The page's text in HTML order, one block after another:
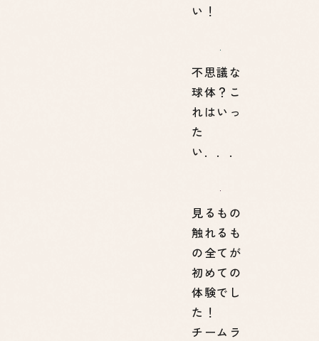
い！
不思議な
球体？こ
れはいっ
た
い．．．
見るもの
触れるも
の全てが
初めての
体験でし
た！
チームラ